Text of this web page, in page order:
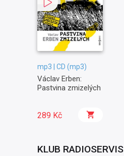
mp3 | CD (mp3)
Václav Erben:
Pastvina zmizelých
289 Kč
KLUB RADIOSERVIS